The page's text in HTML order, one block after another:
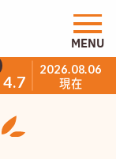
4.7
2026.08.06
現在
MENU